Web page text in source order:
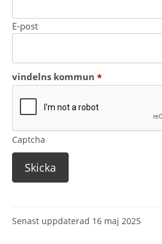
E-post
vindelns kommun *(obligatorisk)
Captcha
Senast uppdaterad 16 maj 2025